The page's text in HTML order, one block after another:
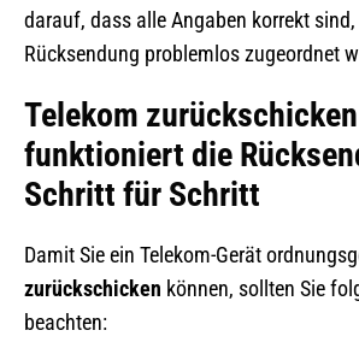
darauf, dass alle Angaben korrekt
Rücksendung problemlos zugeordnet
Telekom
funktioniert die
Schritt für Schritt
Damit Sie ein Telekom-Gerät
zurückschicken können, sollten Sie
beachten: